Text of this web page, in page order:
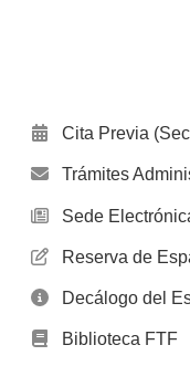
Cita Previa
Trámites
Sede
Reserva de
Decálogo del
Biblioteca FTF